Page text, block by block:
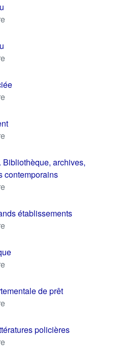
archives,
contemporains
établissements
de prêt
policières